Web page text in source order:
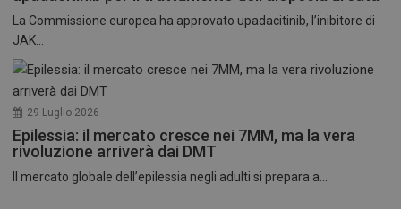
La Commissione europea ha approvato upadacitinib, l’inibitore di
JAK...
29 Luglio 2026
Epilessia: il mercato cresce nei 7MM, ma la vera
rivoluzione arriverà dai DMT
Il mercato globale dell’epilessia negli adulti si prepara a...